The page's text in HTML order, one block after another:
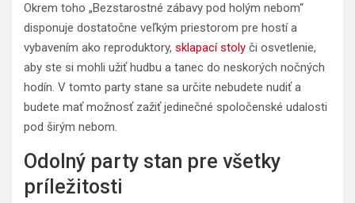
Okrem toho „Bezstarostné zábavy pod holým nebom“
disponuje dostatočne veľkým priestorom pre hostí a
vybavením ako reproduktory, sklapací stoly či osvetlenie,
aby ste si mohli užiť hudbu a tanec do neskorých nočných
hodín. V tomto party stane sa určite nebudete nudiť a
budete mať možnosť zažiť jedinečné spoločenské udalosti
pod širým nebom.
Odolný party stan pre všetky
príležitosti